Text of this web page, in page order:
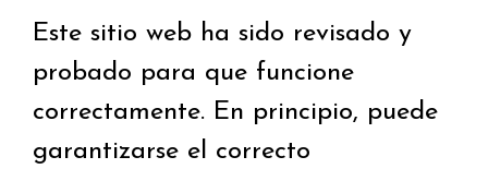
Este sitio web ha sido revisado y
probado para que funcione
correctamente. En principio, puede
garantizarse el correcto